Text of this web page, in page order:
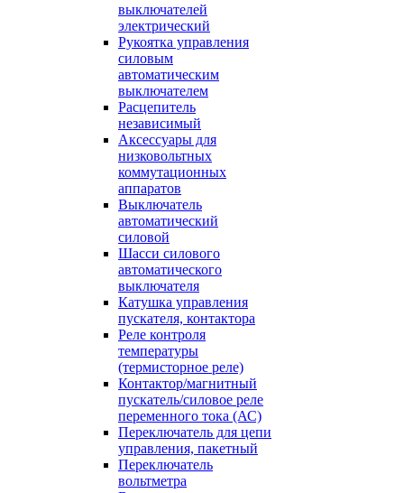
выключателей
электрический
Рукоятка управления
силовым
автоматическим
выключателем
Расцепитель
независимый
Аксессуары для
низковольтных
коммутационных
аппаратов
Выключатель
автоматический
силовой
Шасси силового
автоматического
выключателя
Катушка управления
пускателя, контактора
Реле контроля
температуры
(термисторное реле)
Контактор/магнитный
пускатель/силовое реле
переменного тока (АС)
Переключатель для цепи
управления, пакетный
Переключатель
вольтметра